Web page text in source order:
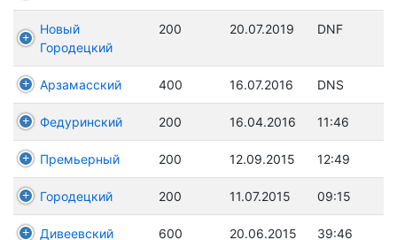
Новый
Городецкий
200 20.07.2019 DNF
Арзамасский 400 16.07.2016 DNS
Федуринский 200 16.04.2016 11:46
Премьерный 200 12.09.2015 12:49
Городецкий 200 11.07.2015 09:15
Дивеевский 600 20.06.2015 39:46